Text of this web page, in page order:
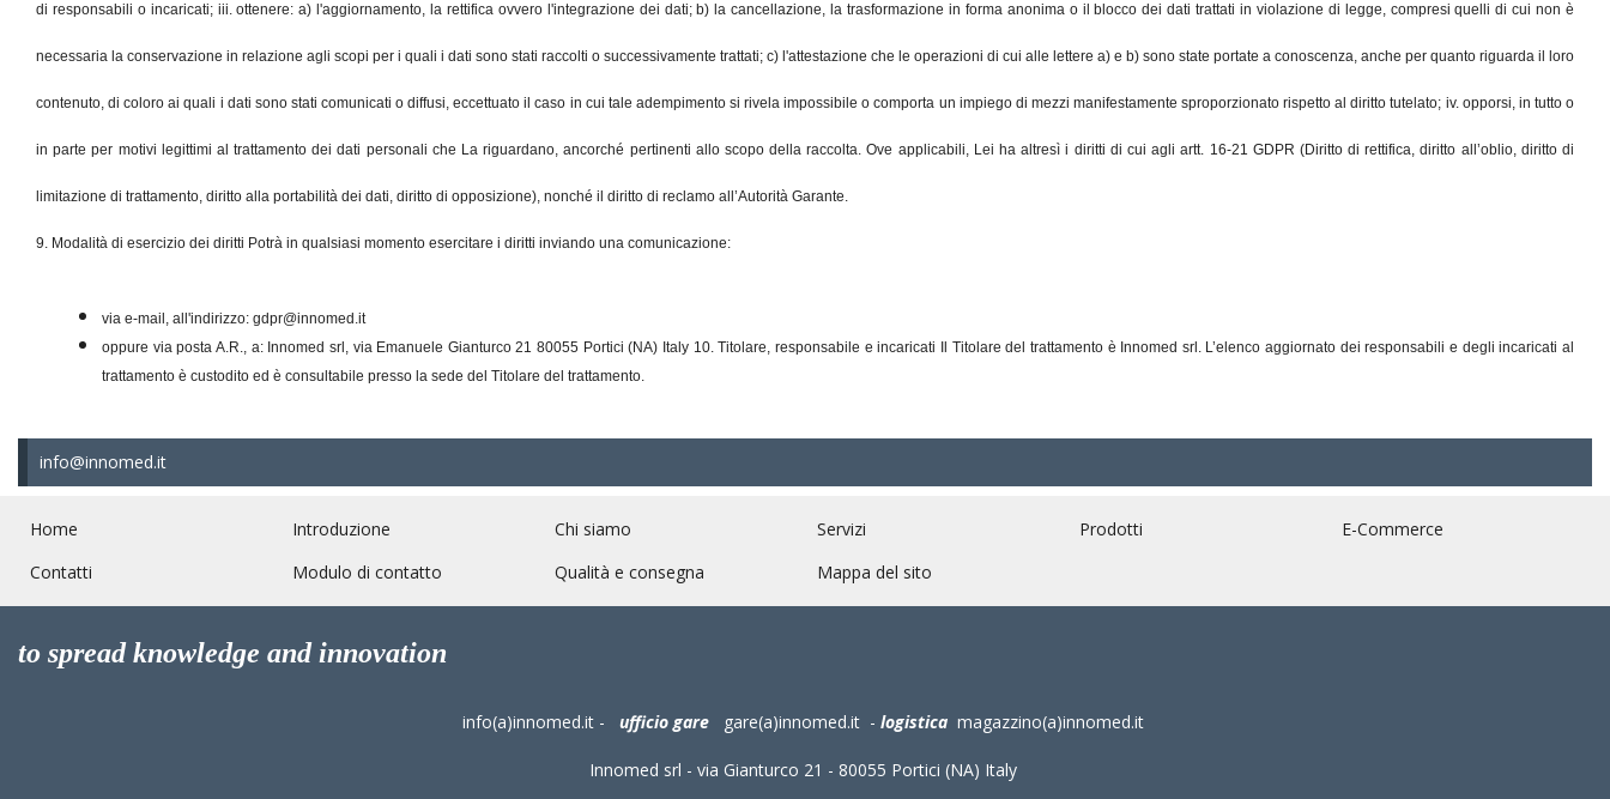
di responsabili o incaricati; iii. ottenere: a) l'aggiornamento, la rettifica ovvero l'integrazione dei dati; b) la cancellazione, la trasformazione in forma anonima o il blocco dei dati trattati in violazione di legge, compresi quelli di cui non è
necessaria la conservazione in relazione agli scopi per i quali i dati sono stati raccolti o successivamente trattati; c) l'attestazione che le operazioni di cui alle lettere a) e b) sono state portate a conoscenza, anche per quanto riguarda il loro
contenuto, di coloro ai quali i dati sono stati comunicati o diffusi, eccettuato il caso in cui tale adempimento si rivela impossibile o comporta un impiego di mezzi manifestamente sproporzionato rispetto al diritto tutelato; iv. opporsi, in tutto o
in parte per motivi legittimi al trattamento dei dati personali che La riguardano, ancorché pertinenti allo scopo della raccolta. Ove applicabili, Lei ha altresì i diritti di cui agli artt. 16-21 GDPR (Diritto di rettifica, diritto all’oblio, diritto di
limitazione di trattamento, diritto alla portabilità dei dati, diritto di opposizione), nonché il diritto di reclamo all’Autorità Garante.
9. Modalità di esercizio dei diritti Potrà in qualsiasi momento esercitare i diritti inviando una comunicazione:
via e-mail, all'indirizzo: gdpr@innomed.it
oppure via posta A.R., a: Innomed srl, via Emanuele Gianturco 21 80055 Portici (NA) Italy 10. Titolare, responsabile e incaricati Il Titolare del trattamento è Innomed srl. L’elenco aggiornato dei responsabili e degli incaricati al
trattamento è custodito ed è consultabile presso la sede del Titolare del trattamento.
info@innomed.it
Home Introduzione Chi siamo Servizi Prodotti
E-Commerce
Contatti
Modulo di contatto Qualità e consegna Mappa del sito
to spread knowledge and innovation
info(a)innomed.it- ufficio gare gare(a)innomed.it - logistica magazzino(a)innomed.it
Innomed srl - via Gianturco 21 - 80055 Portici (NA) Italy